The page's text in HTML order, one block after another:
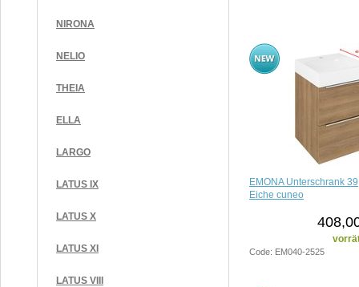
NIRONA
NELIO
THEIA
ELLA
LARGO
LATUS IX
LATUS X
LATUS XI
LATUS VIII
EMONA Unterschrank
Eiche cuneo
Code: EM040-2525